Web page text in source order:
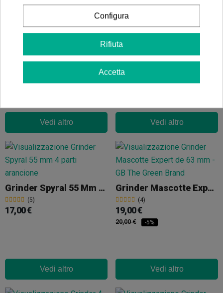
Grinder Spyral 2 Parti 62mm
15,00 €
Vedi altro
9,95 €
Vedi altro
Grinder Spyral 55 Mm 4 Parti
(5)
17,00 €
Vedi altro
Grinder Mascotte Expert 63mm
(4)
19,00 €
20,00 € -5%
Vedi altro
Configura
Rifiuta
Accetta